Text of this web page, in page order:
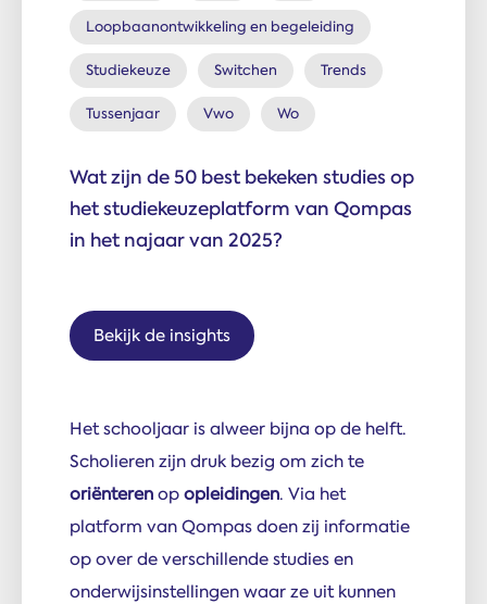
Loopbaanontwikkeling en begeleiding
Studiekeuze Switchen Trends
Tussenjaar Vwo Wo
Wat zijn de 50 best bekeken studies op
het studiekeuzeplatform van Qompas
in het najaar van 2025?
Bekijk de insights
Het schooljaar is alweer bijna op de helft.
Scholieren zijn druk bezig om zich te
oriënterenopopleidingen. Via het
platform van Qompas doen zij informatie
op over de verschillende studies en
onderwijsinstellingen waar ze uit kunnen